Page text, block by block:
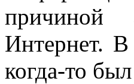
причиной
Интернет. В
когда-то